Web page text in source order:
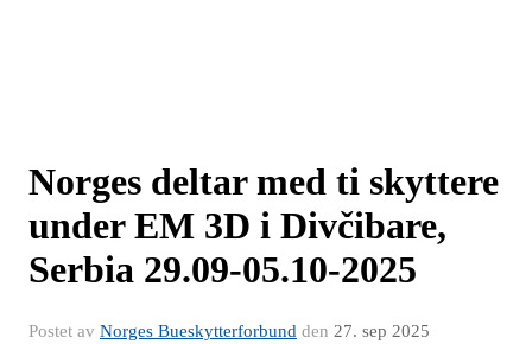
Norges deltar med ti skyttere
under EM 3D i Divčibare,
Serbia 29.09-05.10-2025
Postet av Norges Bueskytterforbund den 27. sep 2025